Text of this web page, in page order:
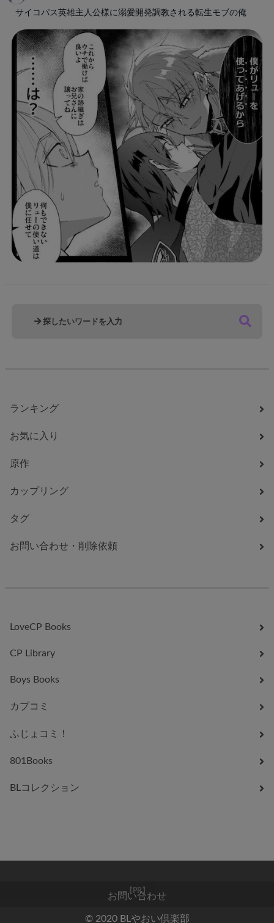
サイコパス英雄主人公様に溺愛開発調教される転生モブの俺
ランキング
お気に入り
原作
カップリング
タグ
お問い合わせ・削除依頼
LoveCP Books
CP Library
Boys Books
カプコミ
ふじょコミ！
801Books
BLコレクション
お問い合わせ
© 2020 BLやおい倶楽部